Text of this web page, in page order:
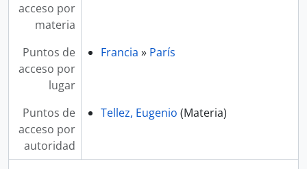
acceso por
materia
Puntos de
acceso por
lugar
Francia » París
Puntos de
acceso por
autoridad
Tellez, Eugenio (Materia)